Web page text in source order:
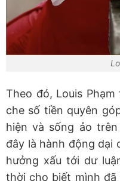
Theo đó, Louis
che số tiền quyên
hiện và sống ảo
đây là hành động dại
hưởng xấu tới dư
thời cho biết mình đã